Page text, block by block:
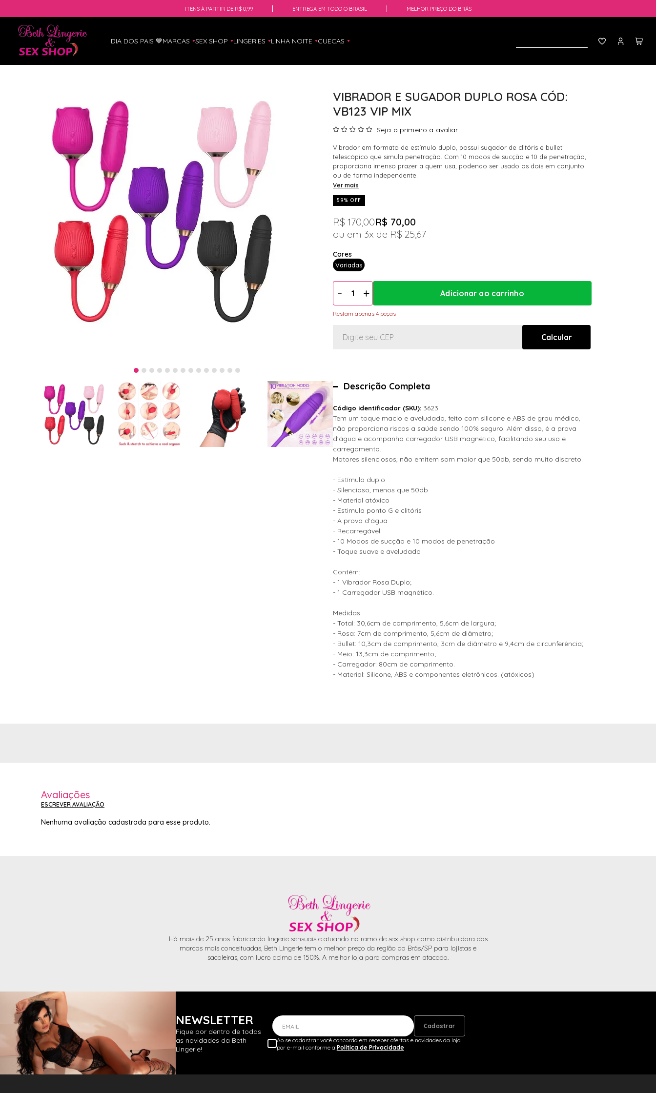
ITENS À PARTIR DE R$ 0,99 ENTREGA EM TODO O BRASIL MELHOR PREÇO DO BRÁS
DIA DOS PAIS 💙MARCAS SEX SHOP LINGERIES LINHA NOITE CUECAS
VIBRADOR E SUGADOR DUPLO ROSA CÓD:
VB123 VIP MIX
Seja o primeiro a avaliar
Vibrador em formato de estímulo duplo, possui sugador de clitóris e bullet
telescópico que simula penetração. Com 10 modos de sucção e 10 de penetração,
proporciona imenso prazer a quem usa, podendo ser usado os dois em conjunto
ou de forma independente.
Ver mais
59% OFF
R$ 170,00R$ 70,00
3x
R$ 25,67
Variadas
Restam apenas 4 peças
Descrição Completa
Código identificador (SKU): 3623
Tem um toque macio e aveludado, feito com silicone e ABS de grau médico,
não proporciona riscos a saúde sendo 100% seguro. Além disso, é a prova
d'água e acompanha carregador USB magnético, facilitando seu uso e
carregamento.
Motores silenciosos, não emitem som maior que 50db, sendo muito discreto.
- Estímulo duplo
- Silencioso, menos que 50db
- Material atóxico
- Estimula ponto G e clitóris
- A prova d'água
- Recarregável
- 10 Modos de sucção e 10 modos de penetração
- Toque suave e aveludado
Contém:
- 1 Vibrador Rosa Duplo;
- 1 Carregador USB magnético.
Medidas:
- Total: 30,6cm de comprimento, 5,6cm de largura;
- Rosa: 7cm de comprimento, 5,6cm de diâmetro;
- Bullet: 10,3cm de comprimento, 3cm de diâmetro e 9,4cm de circunferência;
- Meio: 13,3cm de comprimento;
- Carregador: 80cm de comprimento.
- Material: Silicone, ABS e componentes eletrônicos. (atóxicos)
Avaliações
ESCREVER AVALIAÇÃO
Nenhuma avaliação cadastrada para esse produto.
Há mais de 25 anos fabricando lingerie sensuais e atuando no ramo de sex shop como distribuidora das
marcas mais conceituadas, Beth Lingerie tem o melhor preço da região do Brás/SP para lojistas e
sacoleiras, com lucro acima de 150%. A melhor loja para compras em atacado.
NEWSLETTER
Fique por dentro de todas
as novidades da Beth
Lingerie!
EMAIL
Cadastrar
Ao se cadastrar você concorda em receber ofertas e novidades da loja
por e-mail conforme a Política de Privacidade